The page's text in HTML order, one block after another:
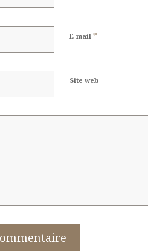
E-mail *
Site web